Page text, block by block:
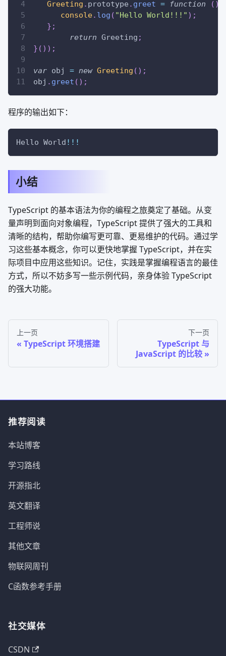
Greeting . prototype . greet = function ( )
console. log ( "Hello World!!!" ) ;
} ;
return Greeting ;
} ( ) ) ;
var obj = new Greeting ( ) ;
obj . greet ( ) ;
程序的输出如下：
Hello World ! ! !
小结
TypeScript 的基本语法为你的编程之旅奠定了基础。从变
量声明到面向对象编程，TypeScript 提供了强大的工具和
清晰的结构，帮助你编写更可靠、更易维护的代码。通过学
习这些基本概念，你可以更快地掌握 TypeScript，并在实
际项目中应用这些知识。记住，实践是掌握编程语言的最佳
方式，所以不妨多写一些示例代码，亲身体验 TypeScript
的强大功能。
上一页
TypeScript 环境搭建
下一页
TypeScript 与
JavaScript 的比较
推荐阅读
本站博客
学习路线
开源指北
英文翻译
工程师说
其他文章
物联网周刊
C函数参考手册
社交媒体
CSDN